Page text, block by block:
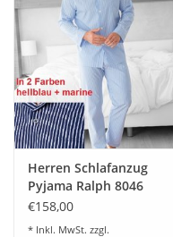
Ein sehr edler
handwerklich
Langlebigkeit dieses
Material: 100% Baumwolle
Größen 46(S) bis 68
(Schlanke Größen)
Waschempfehlung des
Herren Schlafanzug
Pyjama Ralph 8046
hellblau und marine
€158,00
* Inkl. MwSt. zzgl.